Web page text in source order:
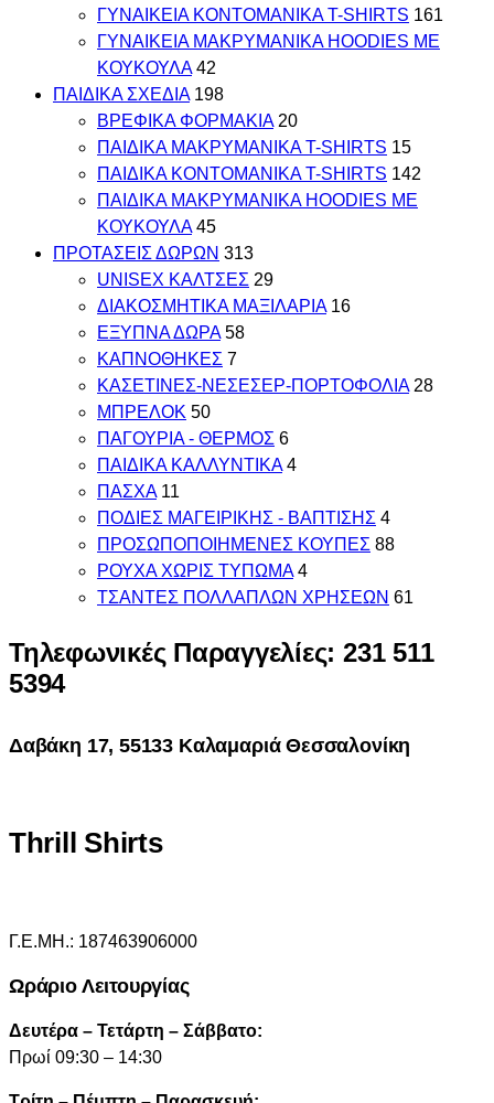
ΓΥΝΑΙΚΕΙΑ ΚΟΝΤΟΜΑΝΙΚΑ T-SHIRTS 161
ΓΥΝΑΙΚΕΙΑ ΜΑΚΡΥΜΑΝΙΚΑ HOODIES ΜΕ
ΚΟΥΚΟΥΛΑ 42
ΠΑΙΔΙΚΑ ΣΧΕΔΙΑ 198
ΒΡΕΦΙΚΑ ΦΟΡΜΑΚΙΑ 20
ΠΑΙΔΙΚΑ MAKΡYMANIKA T-SHIRTS 15
ΠΑΙΔΙΚΑ ΚΟΝΤΟΜΑΝΙΚΑ T-SHIRTS 142
ΠΑΙΔΙΚΑ ΜΑΚΡΥΜΑΝΙΚΑ HOODIES ΜΕ
ΚΟΥΚΟΥΛΑ 45
ΠΡΟΤΑΣΕΙΣ ΔΩΡΩΝ 313
UNISEX ΚΑΛΤΣΕΣ 29
ΔΙΑΚΟΣΜΗΤΙΚΑ ΜΑΞΙΛΑΡΙΑ 16
ΕΞΥΠΝΑ ΔΩΡΑ 58
ΚΑΠΝΟΘΗΚΕΣ 7
ΚΑΣΕΤΙΝΕΣ-ΝΕΣΕΣΕΡ-ΠΟΡΤΟΦΟΛΙΑ 28
ΜΠΡΕΛΟΚ 50
ΠΑΓΟΥΡΙΑ - ΘΕΡΜΟΣ 6
ΠΑΙΔΙΚΑ ΚΑΛΛΥΝΤΙΚΑ 4
ΠΑΣΧΑ 11
ΠΟΔΙΕΣ ΜΑΓΕΙΡΙΚΗΣ - ΒΑΠΤΙΣΗΣ 4
ΠΡΟΣΩΠΟΠΟΙΗΜΕΝΕΣ ΚΟΥΠΕΣ 88
ΡΟΥΧΑ ΧΩΡΙΣ ΤΥΠΩΜΑ 4
ΤΣΑΝΤΕΣ ΠΟΛΛΑΠΛΩΝ ΧΡΗΣΕΩΝ 61
Τηλεφωνικές Παραγγελίες: 231 511
5394
Δαβάκη 17, 55133 Καλαμαριά Θεσσαλονίκη
Thrill Shirts
Γ.Ε.ΜΗ.: 187463906000
Ωράριο Λειτουργίας
Δευτέρα – Τετάρτη – Σάββατο:
Πρωί 09:30 – 14:30